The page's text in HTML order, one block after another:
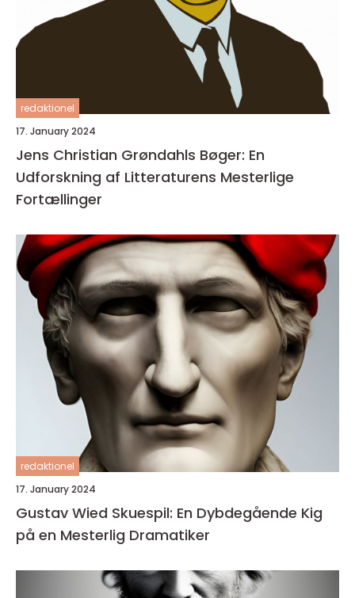
redaktionel
17. January 2024
Jens Christian Grøndahls Bøger: En
Udforskning af Litteraturens Mesterlige
Fortællinger
redaktionel
17. January 2024
Gustav Wied Skuespil: En Dybdegående Kig
på en Mesterlig Dramatiker